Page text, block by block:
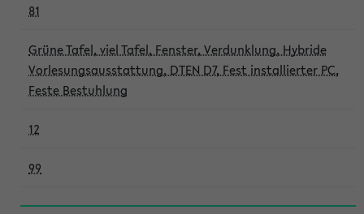
81
Grüne Tafel, viel Tafel, Fenster, Verdunklung, Hybride
Vorlesungsausstattung, DTEN D7, Fest installierter PC,
Feste Bestuhlung
12
99